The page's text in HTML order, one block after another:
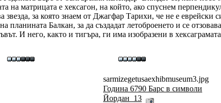
на матрицата е хексагон, на който, ако спуснем
звезда, за която знаем от Джагфар Тарихи, че не е
Балкан, за да създадат летоброенето и се
И него, както и тигъра, ги има изобразени в хексаграмата
sarmizegetusaexhibmuseum3.jpg
Година 6790 Барс в символи
Йордан_13